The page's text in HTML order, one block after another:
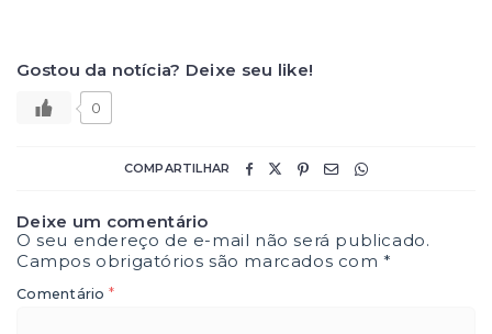
Gostou da notícia? Deixe seu like!
0
COMPARTILHAR
Deixe um comentário
O seu endereço de e-mail não será publicado.
Campos obrigatórios são marcados com*
Comentário *